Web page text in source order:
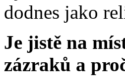
dodnes jako
Je jistě na
zázraků a